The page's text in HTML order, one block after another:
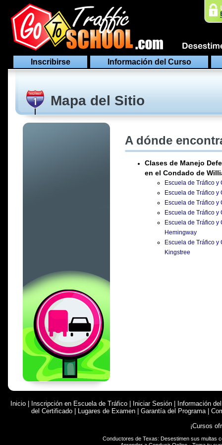
Inscribirse Información del Curso
Mapa del Sitio
A dónde
Clases de Manejo
en el Condado de
Escuela de Tráfico
Escuela de Tráfico
Escuela de Tráfico
Escuela de Tráfico
Escuela de Tráfico
Hemingway
Escuela de Tráfico
Kingstree
Inicio Inscripción en Escuela de Tráfico Iniciar Sesión
Información
del Certificado
Lugares de Examen Garantía del Programa|
¡Cursos
Conductores de Texas: Desestimen sus multas